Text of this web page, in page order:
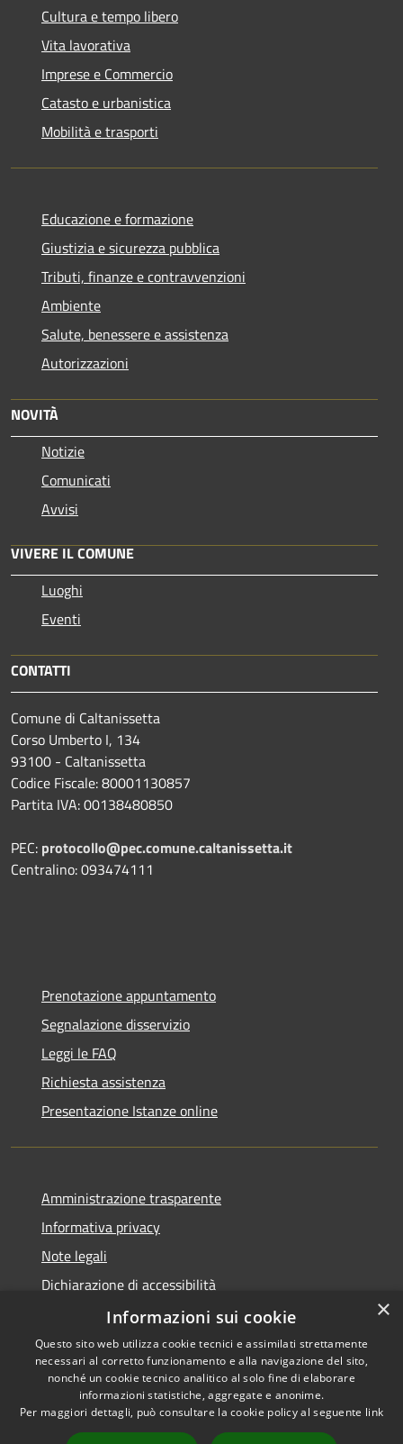
Cultura e tempo libero
Vita lavorativa
Imprese e Commercio
Catasto e urbanistica
Mobilità e trasporti
Educazione e formazione
Giustizia e sicurezza pubblica
Tributi, finanze e contravvenzioni
Ambiente
Salute, benessere e assistenza
Autorizzazioni
NOVITÀ
Notizie
Comunicati
Avvisi
VIVERE IL COMUNE
Luoghi
Eventi
CONTATTI
Comune di Caltanissetta
Corso Umberto I, 134
93100 - Caltanissetta
Codice Fiscale: 80001130857
Partita IVA: 00138480850
PEC: protocollo@pec.comune.caltanissetta.it
Centralino: 093474111
Prenotazione appuntamento
Segnalazione disservizio
Leggi le FAQ
Richiesta assistenza
Presentazione Istanze online
Amministrazione trasparente
Informativa privacy
Note legali
Dichiarazione di accessibilità
Accessibilità
Privacy
Copyright © 2026 • Comune di
Caltanissetta • Powered by
Municipium•Accesso
×
Informazioni sui cookie
Questo sito web utilizza cookie tecnici e assimilati strettamente
necessari al corretto funzionamento e alla navigazione del sito,
nonché un cookie tecnico analitico al solo fine di elaborare
informazioni statistiche, aggregate e anonime.
Per maggiori dettagli, può consultare la cookie policy al seguente link